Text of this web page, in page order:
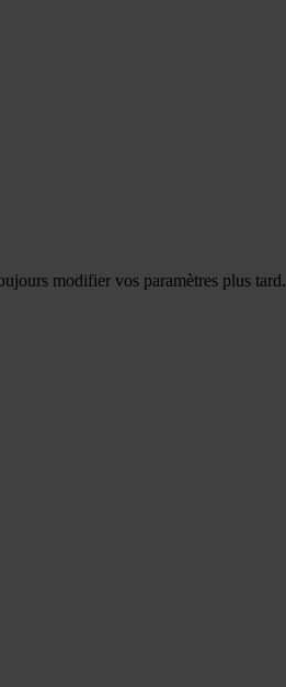
modifier vos paramètres plus tard.